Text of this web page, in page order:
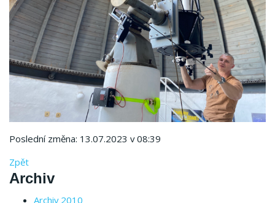
Poslední změna: 13.07.2023 v 08:39
Zpět
Archiv
Archiv 2010